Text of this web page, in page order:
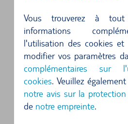
Vous trouverez à
informations
l'utilisation des cookies
modifier vos paramètres
complémentaires sur
cookies. Veuillez
notre avis sur la
de notre empreinte.
pour vous ! Le service de
Paphos vous offre la liberté
à couper le souffle et les
région à votre propre rythme.
la riche culture, l'histoire et
époustouflante – le tout
d'aventure.